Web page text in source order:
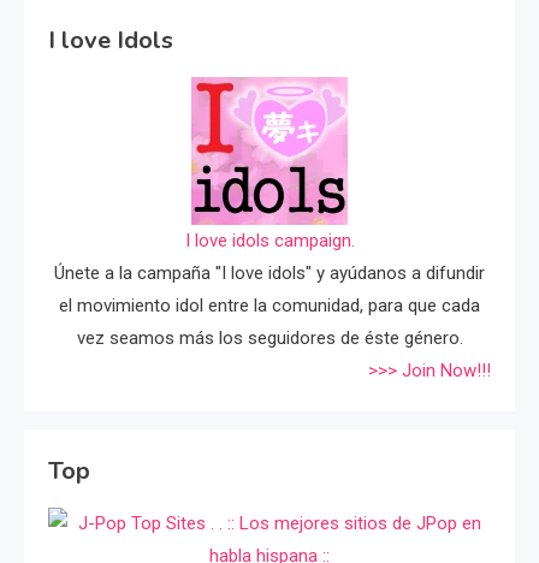
I love Idols
I love idols campaign.
Únete a la campaña "I love idols" y ayúdanos a difundir
el movimiento idol entre la comunidad, para que cada
vez seamos más los seguidores de éste género.
>>> Join Now!!!
Top